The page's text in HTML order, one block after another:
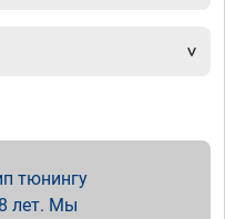
тюнингу
лет. Мы